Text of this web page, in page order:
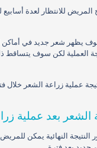
المريض للانتظار لعدة
يظهر شعر جديد في
العملية لكن سوف يتساقط
بعد عملية
النتيجة النهائية يمكن